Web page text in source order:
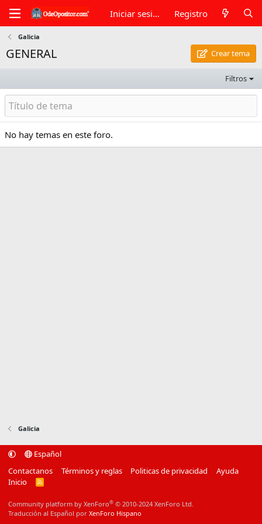
Iniciar sesión Registro
Galicia
GENERAL Crear tema
Filtros
No hay temas en este foro.
Galicia
Español
Contactanos
Términos y reglas Politicas de privacidad
Ayuda
Inicio
R
Community platform by XenForo® © 2010-2024 XenForo Ltd.
Traducción al Español por XenForo Hispano